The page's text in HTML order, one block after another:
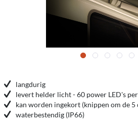
langdurig
levert helder licht - 60 power LED's
kan worden ingekort (knippen om de 5
waterbestendig (IP66)